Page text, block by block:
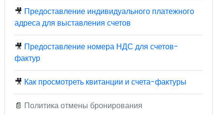
🎥 Предоставление индивидуального платежного
адреса для выставления счетов
🎥 Предоставление номера НДС для счетов-
фактур
🎥 Как просмотреть квитанции и счета-фактуры
📄 Политика отмены бронирования